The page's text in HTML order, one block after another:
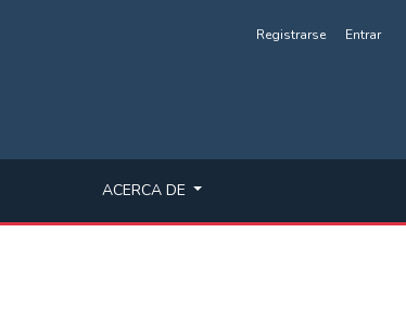
ACERCA DE
Registrarse Entrar